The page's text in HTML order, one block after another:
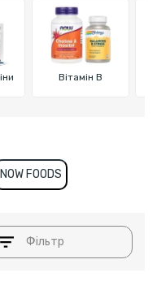
Вітамін B
NOW FOODS
Фільтр